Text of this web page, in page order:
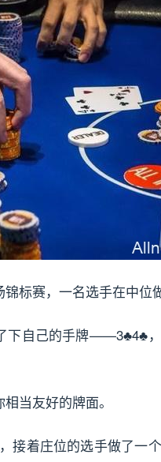
标赛，一名选手在中位
下自己的手牌——3♣4♣
当友好的牌面。
接着庄位的选手做了一